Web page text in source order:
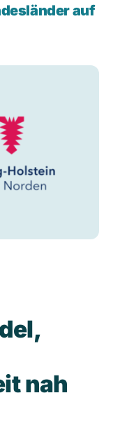
auf
del,
itnah